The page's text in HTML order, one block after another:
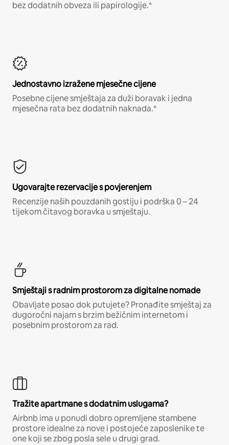
bez dodatnih obveza ili papirologije.*
Jednostavno izražene mjesečne cijene
Posebne cijene smještaja za duži boravak i jedna
mjesečna rata bez dodatnih naknada.*
Ugovarajte rezervacije s povjerenjem
Recenzije naših pouzdanih gostiju i podrška 0 – 24
tijekom čitavog boravka u smještaju.
Smještaji s radnim prostorom za digitalne nomade
Obavljate posao dok putujete? Pronađite smještaj za
dugoročni najam s brzim bežičnim internetom i
posebnim prostorom za rad.
Tražite apartmane s dodatnim uslugama?
Airbnb ima u ponudi dobro opremljene stambene
prostore idealne za nove i postojeće zaposlenike te
one koji se zbog posla sele u drugi grad.